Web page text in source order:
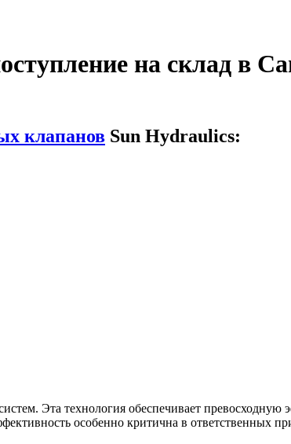
на склад в
клапанов Sun Hydraulics:
Эта технология обеспечивает превосходную
особенно критична в ответственных